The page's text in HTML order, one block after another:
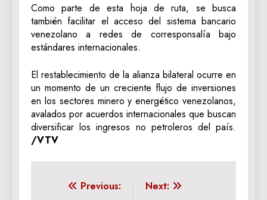
Como parte de esta hoja de ruta, se busca
también facilitar el acceso del sistema bancario
venezolano a redes de corresponsalía bajo
estándares internacionales.
El restablecimiento de la alianza bilateral ocurre en
un momento de un creciente flujo de inversiones
en los sectores minero y energético venezolanos,
avalados por acuerdos internacionales que buscan
diversificar los ingresos no petroleros del país.
/VTV
Navegación
Previous:
Next: